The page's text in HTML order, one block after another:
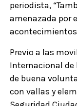
periodista,
amenazada por
Previo a las
Internacional de
de buena
con vallas y